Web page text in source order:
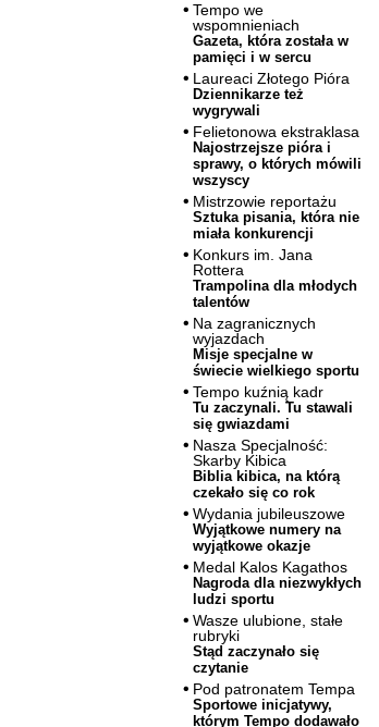
Tempo we
wspomnieniach
Gazeta, która została w
pamięci i w sercu
Laureaci Złotego Pióra
Dziennikarze też
wygrywali
Felietonowa ekstraklasa
Najostrzejsze pióra i
sprawy, o których mówili
wszyscy
Mistrzowie reportażu
Sztuka pisania, która nie
miała konkurencji
Konkurs im. Jana
Rottera
Trampolina dla młodych
talentów
Na zagranicznych
wyjazdach
Misje specjalne w
świecie wielkiego sportu
Tempo kuźnią kadr
Tu zaczynali. Tu stawali
się gwiazdami
Nasza Specjalność:
Skarby Kibica
Biblia kibica, na którą
czekało się co rok
Wydania jubileuszowe
Wyjątkowe numery na
wyjątkowe okazje
Medal Kalos Kagathos
Nagroda dla niezwykłych
ludzi sportu
Wasze ulubione, stałe
rubryki
Stąd zaczynało się
czytanie
Pod patronatem Tempa
Sportowe inicjatywy,
którym Tempo dodawało